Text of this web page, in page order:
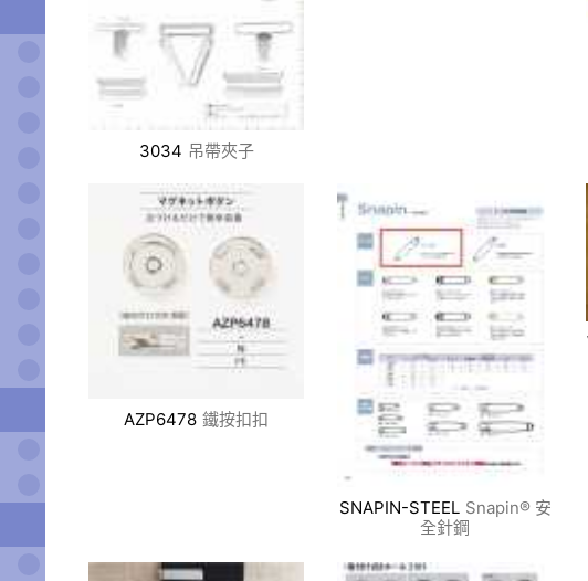
3034 吊帶夾子
AZP6478 鐵按扣扣
SNAPIN-STEEL Snapin® 安
全針鋼